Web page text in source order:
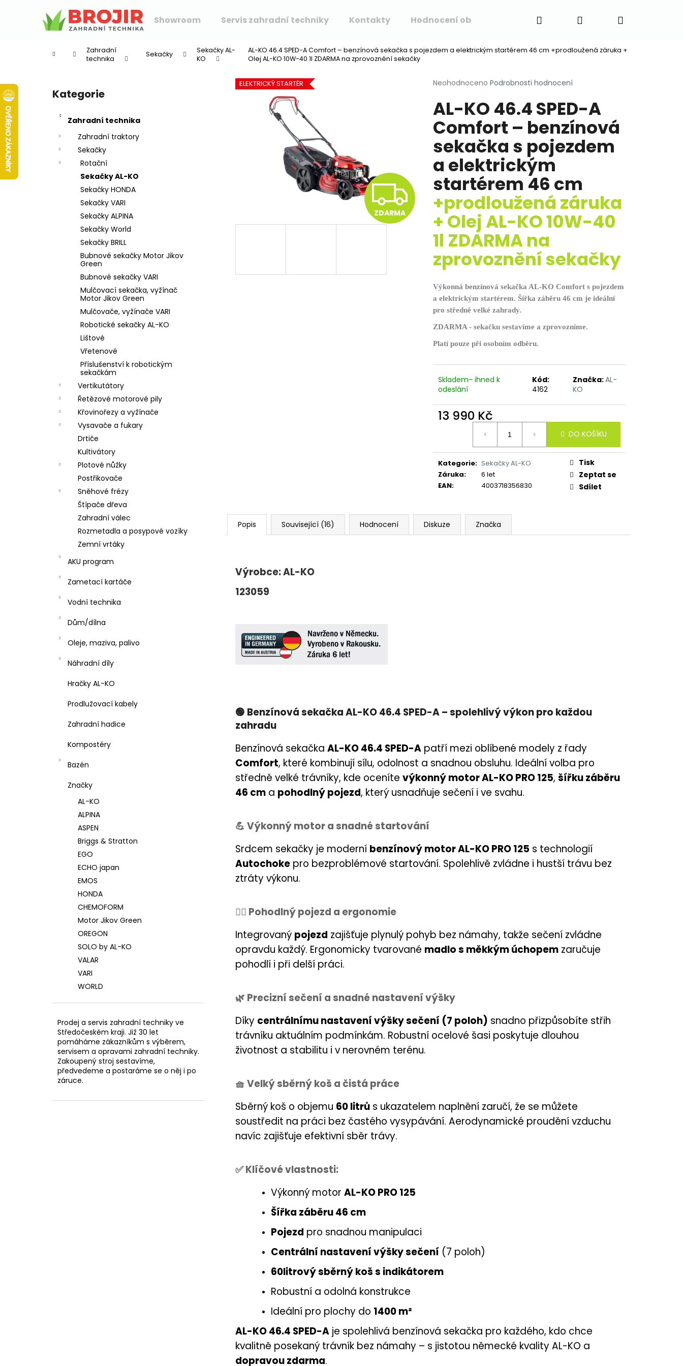
Showroom Servis zahradní techniky Kontakty Hodnocení obchodu Napište nám
Hledat PřihlášeníNákupní
Zahradní
technika
Sekačky
Sekačky AL-
KO
AL-KO 46.4 SPED-A Comfort – benzínová sekačka s pojezdem a elektrickým startérem 46 cm +prodloužená záruka +
Olej AL-KO 10W-40 1l ZDARMA na zprovoznění sekačky
Přeskočit
kategorie
Kategorie
Zahradní technika
Zahradní traktory
Sekačky
Rotační
Sekačky AL-KO
Sekačky HONDA
Sekačky VARI
Sekačky ALPINA
Sekačky World
Sekačky BRILL
Bubnové sekačky Motor Jikov
Green
Bubnové sekačky VARI
Mulčovací sekačka, vyžínač
Motor Jikov Green
Mulčovače, vyžínače VARI
Robotické sekačky AL-KO
Lištové
Vřetenové
Příslušenství k robotickým
sekačkám
Vertikutátory
Řetězové motorové pily
Křovinořezy a vyžínače
Vysavače a fukary
Drtiče
Kultivátory
Plotové nůžky
Postřikovače
Sněhové frézy
Štípače dřeva
Zahradní válec
Rozmetadla a posypové vozíky
Zemní vrtáky
AKU program
Zametací kartáče
Vodní technika
Dům/dílna
Oleje, maziva, palivo
Náhradní díly
Hračky AL-KO
Prodlužovací kabely
Zahradní hadice
Kompostéry
Bazén
Značky
AL-KO
ALPINA
ASPEN
Briggs & Stratton
EGO
ECHO japan
EMOS
HONDA
CHEMOFORM
Motor Jikov Green
OREGON
SOLO by AL-KO
VALAR
VARI
WORLD
Prodej a servis zahradní techniky ve
Středočeském kraji. Již 30 let
pomáháme zákazníkům s výběrem,
servisem a opravami zahradní techniky.
Zakoupený stroj sestavíme,
předvedeme a postaráme se o něj i po
záruce.
Průměrné
produktu
je
0,0
z
5
hvězdiček.
Neohodnoceno Podrobnosti hodnocení
AL-KO 46.4 SPED-A
Comfort – benzínová
sekačka s pojezdem
a elektrickým
startérem 46 cm
+prodloužená záruka
+ Olej AL-KO 10W-40
1l ZDARMA na
zprovoznění sekačky
Výkonná benzínová sekačka AL-KO Comfort s pojezdem
a elektrickým startérem. Šířka záběru 46 cm je ideální
pro středně velké zahrady.
ZDARMA - sekačku sestavíme a zprovozníme.
Platí pouze při osobním odběru.
Skladem- ihned k
odeslání
Kód:
4162
Značka:AL-
KO
13 990 Kč
DO KOŠÍKU
Kategorie: Sekačky AL-KO
Záruka:
6 let
EAN: 4003718356830
Tisk
Zeptat se
Sdílet
ELEKTRICKÝ STARTÉR
Z
D
M
ZDARMA
Popis Související (16) Hodnocení Diskuze Značka
Výrobce: AL-KO
123059
🟢 Benzínová sekačka AL-KO 46.4 SPED-A – spolehlivý výkon pro každou
zahradu
Benzínová sekačka AL-KO 46.4 SPED-A patří mezi oblíbené modely z řady
Comfort, které kombinují sílu, odolnost a snadnou obsluhu. Ideální volba pro
středně velké trávníky, kde oceníte výkonný motor AL-KO PRO 125, šířku záběru
46 cm a pohodlný pojezd, který usnadňuje sečení i ve svahu.
💪 Výkonný motor a snadné startování
Srdcem sekačky je moderní benzínový motor AL-KO PRO 125 s technologií
Autochoke pro bezproblémové startování. Spolehlivě zvládne i hustší trávu bez
ztráty výkonu.
🚶‍♂️ Pohodlný pojezd a ergonomie
Integrovaný pojezd zajišťuje plynulý pohyb bez námahy, takže sečení zvládne
opravdu každý. Ergonomicky tvarované madlo s měkkým úchopem zaručuje
pohodlí i při delší práci.
🌿 Precizní sečení a snadné nastavení výšky
Díky centrálnímu nastavení výšky sečení (7 poloh) snadno přizpůsobíte střih
trávníku aktuálním podmínkám. Robustní ocelové šasi poskytuje dlouhou
životnost a stabilitu i v nerovném terénu.
🧺 Velký sběrný koš a čistá práce
Sběrný koš o objemu 60 litrů s ukazatelem naplnění zaručí, že se můžete
soustředit na práci bez častého vysypávání. Aerodynamické proudění vzduchu
navíc zajišťuje efektivní sběr trávy.
✅Klíčové vlastnosti:
Výkonný motor AL-KO PRO 125
Šířka záběru 46 cm
Pojezd pro snadnou manipulaci
Centrální nastavení výšky sečení (7 poloh)
60litrový sběrný koš s indikátorem
Robustní a odolná konstrukce
Ideální pro plochy do 1400 m²
AL-KO 46.4 SPED-A je spolehlivá benzínová sekačka pro každého, kdo chce
kvalitně posekaný trávník bez námahy – s jistotou německé kvality AL-KO a
dopravou zdarma.
Zpět
Zpět
Co potřebujete najít?
Doporučujeme